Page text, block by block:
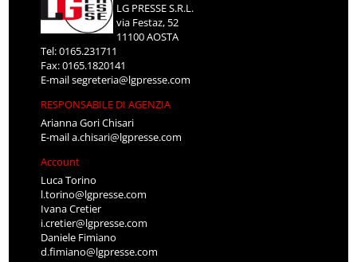
LG PRESSE S.R.L.
via Festaz, 52
11100 AOSTA
Tel: 0165.231711
Fax: 0165.1820141
E-mailsegreteria@lgpresse.com
RESPONSABILE DI AGENZIA
Arianna Gori Chisari
E-maila.chisari@lgpresse.com
Account
Luca Torino
l.torino@lgpresse.com
Ivana Cretier
i.cretier@lgpresse.com
Daniele Fimiano
d.fimiano@lgpresse.com